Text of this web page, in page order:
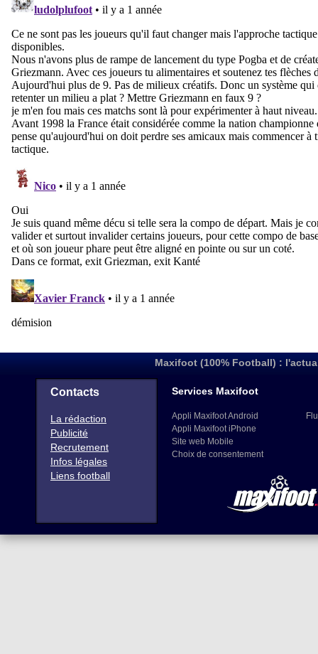
Maxifoot (100% Football) :
Contacts
La rédaction
Publicité
Recrutement
Infos légales
Liens football
Services Maxifoot
Appli Maxifoot Android
Appli Maxifoot iPhone
Site web Mobile
Choix de consentement